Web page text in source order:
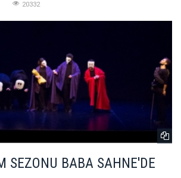
20332
SEZONU BABA SAHNE'DE